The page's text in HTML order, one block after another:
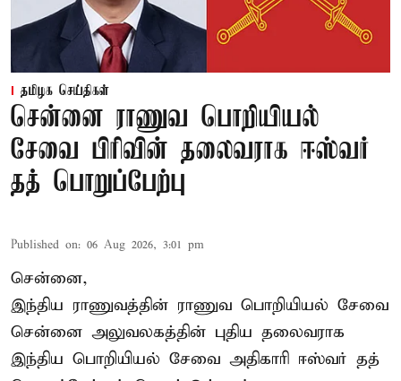
தமிழக செய்திகள்
சென்னை ராணுவ பொறியியல்
சேவை பிரிவின் தலைவராக ஈஸ்வர்
தத் பொறுப்பேற்பு
Published on: 06 Aug 2026, 3:01 pm
சென்னை,
இந்திய ராணுவத்தின் ராணுவ பொறியியல் சேவை
சென்னை அலுவலகத்தின் புதிய தலைவராக
இந்திய பொறியியல் சேவை அதிகாரி ஈஸ்வர் தத்